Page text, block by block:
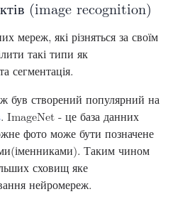
(image recognition)
мереж, які різняться за своїм
такі типи як
сегментація.
був створений популярний на
. ImageNet - це база данних
фото може бути позначене
Таким чином
сховищ яке
нейромереж.